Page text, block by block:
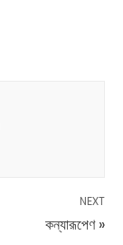
NEXT
কন্যারূপেণ »